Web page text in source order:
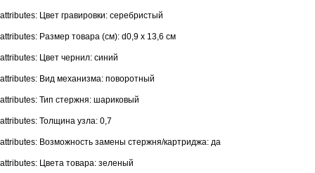
attributes: Цвет гравировки: серебристый
attributes: Размер товара (см): d0,9 х 13,6 см
attributes: Цвет чернил: синий
attributes: Вид механизма: поворотный
attributes: Тип стержня: шариковый
attributes: Толщина узла: 0,7
attributes: Возможность замены стержня/картриджа: да
attributes: Цвета товара: зеленый